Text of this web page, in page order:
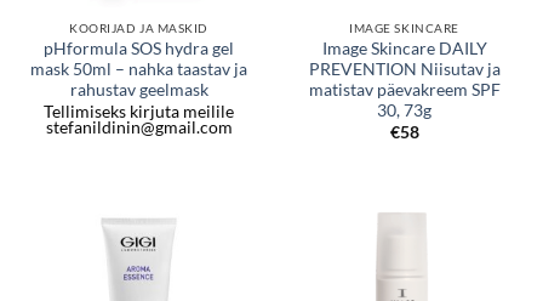
KOORIJAD JA MASKID
pHformula SOS hydra gel
mask 50ml – nahka taastav ja
rahustav geelmask
Tellimiseks kirjuta meilile
stefanildinin@gmail.com
IMAGE SKINCARE
Image Skincare DAILY
PREVENTION Niisutav ja
matistav päevakreem SPF
30, 73g
€58